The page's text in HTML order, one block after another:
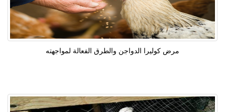
مرض كوليرا الدواجن والطرق الفعالة لمواجهته